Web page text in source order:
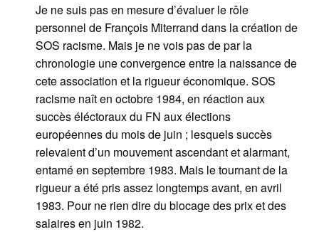
Je ne suis pas en mesure d’évaluer le rôle
personnel de François Miterrand dans la création de
SOS racisme. Mais je ne vois pas de par la
chronologie une convergence entre la naissance de
cete association et la rigueur économique. SOS
racisme naît en octobre 1984, en réaction aux
succès éléctoraux du FN aux élections
européennes du mois de juin ; lesquels succès
relevaient d’un mouvement ascendant et alarmant,
entamé en septembre 1983. Mais le tournant de la
rigueur a été pris assez longtemps avant, en avril
1983. Pour ne rien dire du blocage des prix et des
salaires en juin 1982.